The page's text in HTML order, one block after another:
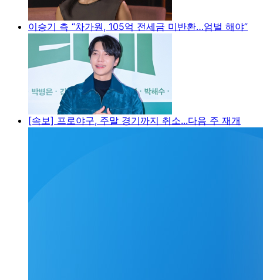
이승기 측 “차가원, 105억 전세금 미반환…엄벌 해야”
[속보] 프로야구, 주말 경기까지 취소...다음 주 재개